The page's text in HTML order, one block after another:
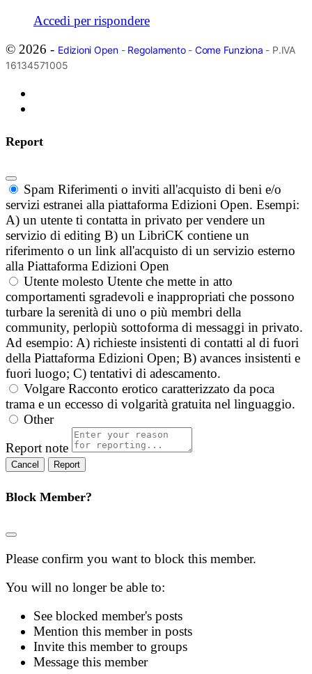
Accedi per rispondere
© 2026 - Edizioni Open- Regolamento- Come Funziona - P.IVA
16134571005
Report
Spam Riferimenti o inviti all'acquisto di beni e/o
servizi estranei alla piattaforma Edizioni Open. Esempi:
A) un utente ti contatta in privato per vendere un
servizio di editing B) un LibriCK contiene un
riferimento o un link all'acquisto di un servizio esterno
alla Piattaforma Edizioni Open
Utente molesto Utente che mette in atto
comportamenti sgradevoli e inappropriati che possono
turbare la serenità di uno o più membri della
community, perlopiù sottoforma di messaggi in privato.
Ad esempio: A) richieste insistenti di contatti al di fuori
della Piattaforma Edizioni Open; B) avances insistenti e
fuori luogo; C) tentativi di adescamento.
Volgare Racconto erotico caratterizzato da poca
trama e un eccesso di volgarità gratuita nel linguaggio.
Other
Report note
Report
Block Member?
Please confirm you want to block this member.
You will no longer be able to:
See blocked member's posts
Mention this member in posts
Invite this member to groups
Message this member